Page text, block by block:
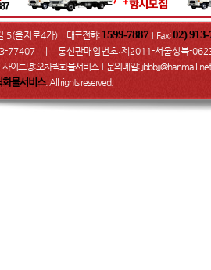
5(을지로4가) I 대표전화: 1599-7887 I Fax:02)
77407 ㅣ 통신판매업번호:제2011-서울성북-
이트명:오차퀵화물서비스 I 문의메일: jbbbjj@hanmail.net
화물서비스. All rights reserved.